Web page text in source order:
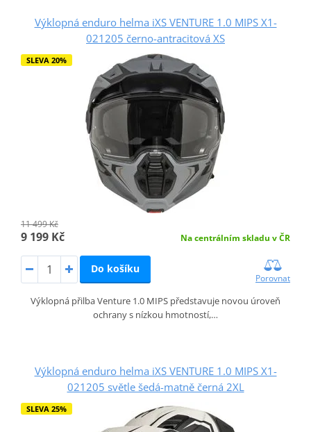
Výklopná enduro helma iXS VENTURE 1.0 MIPS X1-
021205 černo-antracitová XS
SLEVA 20%
11 499 Kč
9 199 Kč Na centrálním skladu v ČR
Do košíku
Porovnat
Výklopná přilba Venture 1.0 MIPS představuje novou úroveň
ochrany s nízkou hmotností,…
Výklopná enduro helma iXS VENTURE 1.0 MIPS X1-
021205 světle šedá-matně černá 2XL
SLEVA 25%